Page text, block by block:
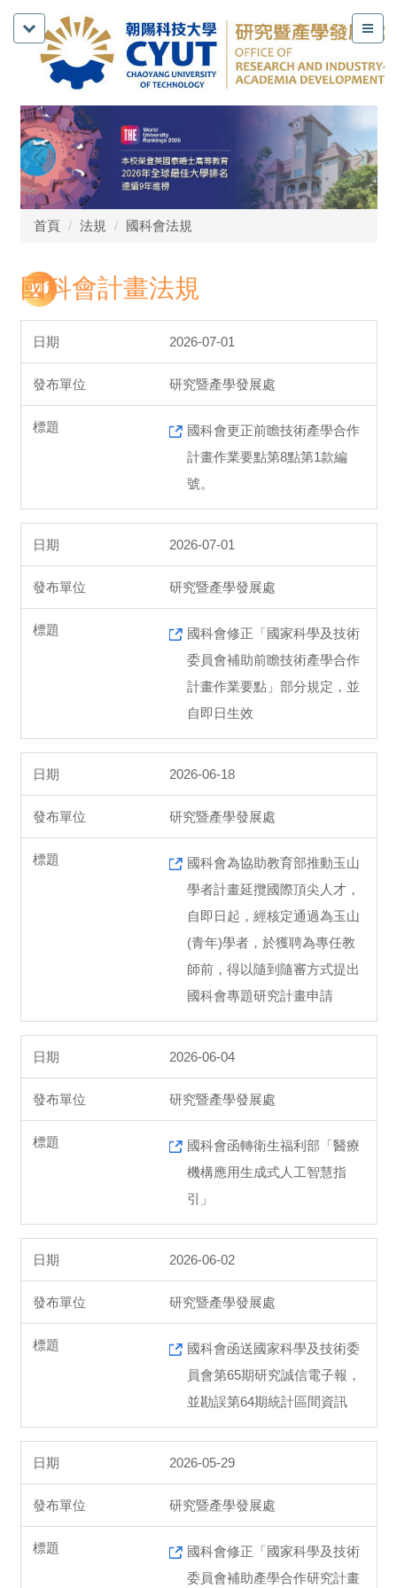
首頁 法規 國科會法規
國科會計畫法規
2026-07-01
研究暨產學發展處
國科會更正前瞻技術產學合作
計畫作業要點第8點第1款編
號。
2026-07-01
研究暨產學發展處
國科會修正「國家科學及技術
委員會補助前瞻技術產學合作
計畫作業要點」部分規定，並
自即日生效
2026-06-18
研究暨產學發展處
國科會為協助教育部推動玉山
學者計畫延攬國際頂尖人才，
自即日起，經核定通過為玉山
(青年)學者，於獲聘為專任教
師前，得以隨到隨審方式提出
國科會專題研究計畫申請
2026-06-04
研究暨產學發展處
國科會函轉衛生福利部「醫療
機構應用生成式人工智慧指
引」
2026-06-02
研究暨產學發展處
國科會函送國家科學及技術委
員會第65期研究誠信電子報，
並勘誤第64期統計區間資訊
2026-05-29
研究暨產學發展處
國科會修正「國家科學及技術
委員會補助產學合作研究計畫